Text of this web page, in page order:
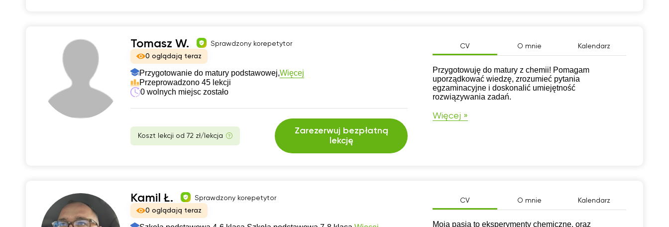
Tomasz W.
Sprawdzony korepetytor
0 oglądają teraz
Przygotowanie do matury podstawowej,Więcej
Przeprowadzono 45 lekcji
0 wolnych miejsc zostało
Koszt lekcji od 72 zł/lekcja
Zarezerwuj bezpłatną
lekcję
CV O mnie Kalendarz
CV
Przygotowuję do matury z chemii! Pomagam
uporządkować wiedzę, zrozumieć pytania
egzaminacyjne i doskonalić umiejętność
rozwiązywania zadań.
Więcej »
Kamil Ł.
Sprawdzony korepetytor
0 oglądają teraz
CV O mnie Kalendarz
CV
Moja pasja to eksperymenty chemiczne, oraz